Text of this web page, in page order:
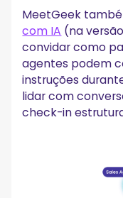
MeetGeek
com IA (na
convidar como
agentes podem
instruções
lidar com
check-in